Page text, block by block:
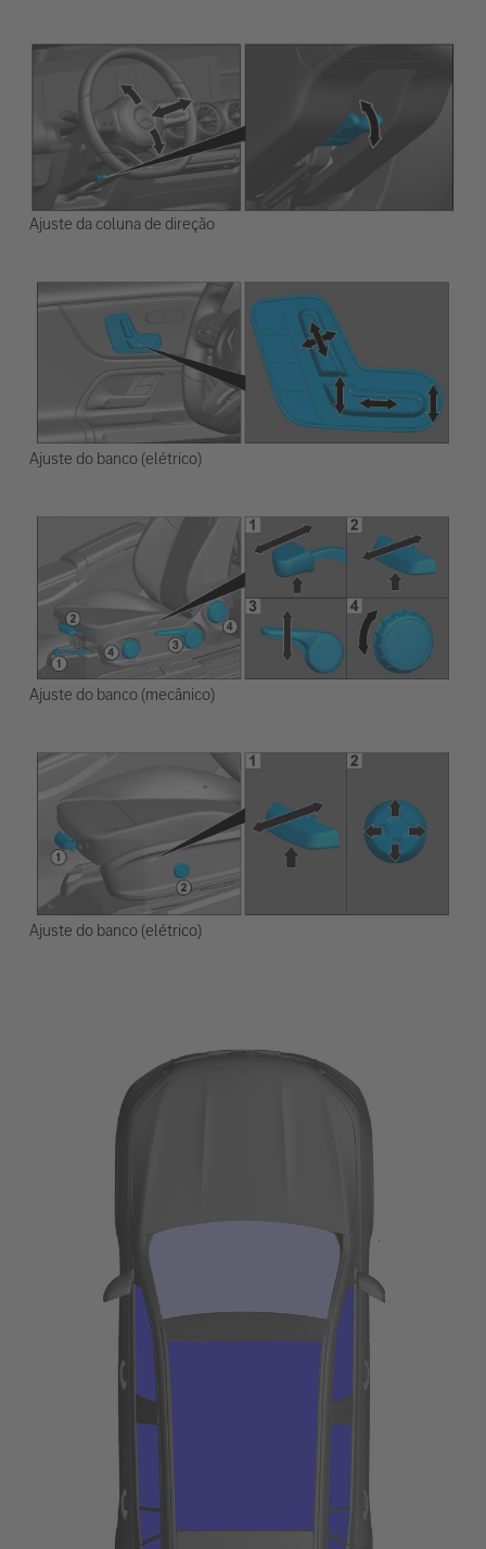
Ajuste da coluna de direção
Ajuste do banco (elétrico)
Ajuste do banco (mecânico)
Ajuste do banco (elétrico)